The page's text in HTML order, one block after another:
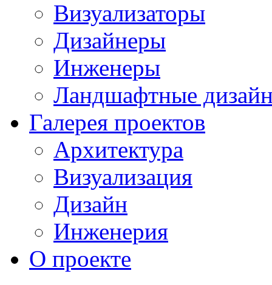
Визуализаторы
Дизайнеры
Инженеры
Ландшафтные
Галерея проектов
Архитектура
Визуализация
Дизайн
Инженерия
О проекте